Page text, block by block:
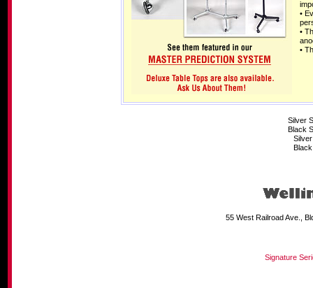
•
•
•
Silver
Black
55 West Railroad Ave.,
Signature